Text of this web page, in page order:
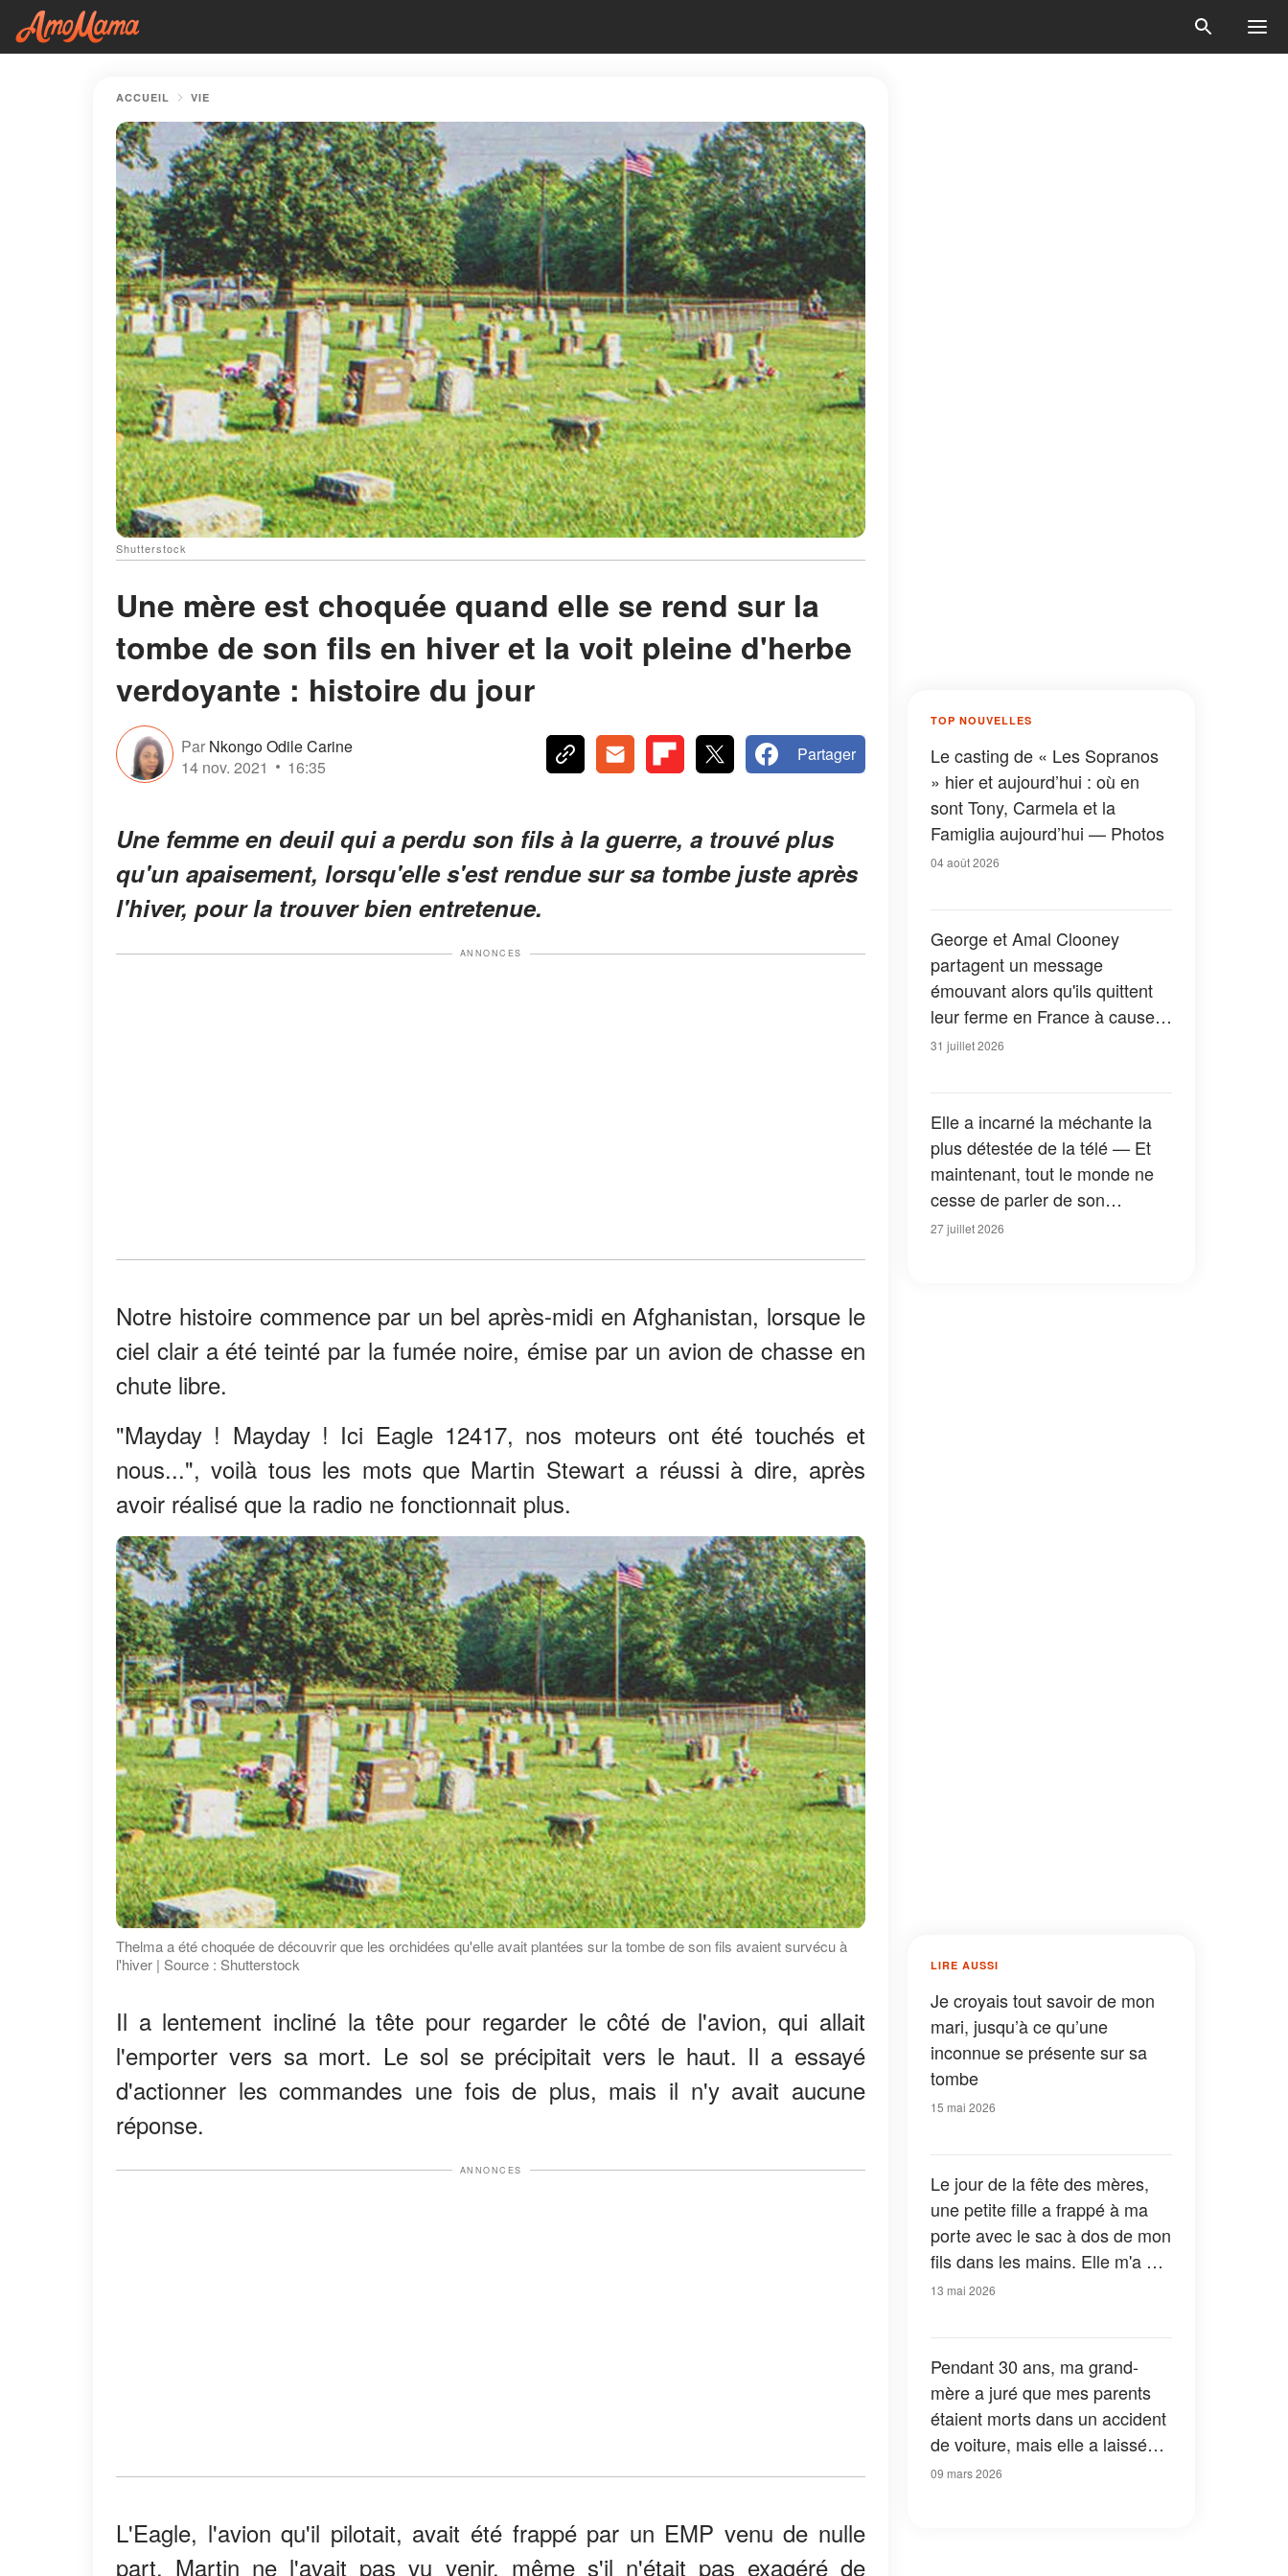
ACCUEIL VIE
Shutterstock
Une mère est choquée quand elle se rend sur la
tombe de son fils en hiver et la voit pleine d'herbe
verdoyante : histoire du jour
Par Nkongo Odile Carine
14 nov. 2021
16:35
Partager
Une femme en deuil qui a perdu son fils à la guerre, a trouvé plus
qu'un apaisement, lorsqu'elle s'est rendue sur sa tombe juste après
l'hiver, pour la trouver bien entretenue.
ANNONCES
Notre histoire commence par un bel après-midi en Afghanistan, lorsque le
ciel clair a été teinté par la fumée noire, émise par un avion de chasse en
chute libre.
"Mayday ! Mayday ! Ici Eagle 12417, nos moteurs ont été touchés et
nous...", voilà tous les mots que Martin Stewart a réussi à dire, après
avoir réalisé que la radio ne fonctionnait plus.
Thelma a été choquée de découvrir que les orchidées qu'elle avait plantées sur la tombe de son fils avaient survécu à
l'hiver | Source : Shutterstock
Il a lentement incliné la tête pour regarder le côté de l'avion, qui allait
l'emporter vers sa mort. Le sol se précipitait vers le haut. Il a essayé
d'actionner les commandes une fois de plus, mais il n'y avait aucune
réponse.
ANNONCES
L'Eagle, l'avion qu'il pilotait, avait été frappé par un EMP venu de nulle
part. Martin ne l'avait pas vu venir, même s'il n'était pas exagéré de
TOP NOUVELLES
Le casting de « Les Sopranos
» hier et aujourd’hui : où en
sont Tony, Carmela et la
Famiglia aujourd’hui — Photos
04 août 2026
George et Amal Clooney
partagent un message
émouvant alors qu'ils quittent
leur ferme en France à cause
des feux de forêt — Tous les
31 juillet 2026
Elle a incarné la méchante la
plus détestée de la télé — Et
maintenant, tout le monde ne
cesse de parler de son
apparition dans la nouvelle
27 juillet 2026
LIRE AUSSI
Je croyais tout savoir de mon
mari, jusqu’à ce qu’une
inconnue se présente sur sa
tombe
15 mai 2026
Le jour de la fête des mères,
une petite fille a frappé à ma
porte avec le sac à dos de mon
fils dans les mains. Elle m'a dit
: « C'est ça que vous
13 mai 2026
Pendant 30 ans, ma grand-
mère a juré que mes parents
étaient morts dans un accident
de voiture, mais elle a laissé
une lettre de confession dans
09 mars 2026